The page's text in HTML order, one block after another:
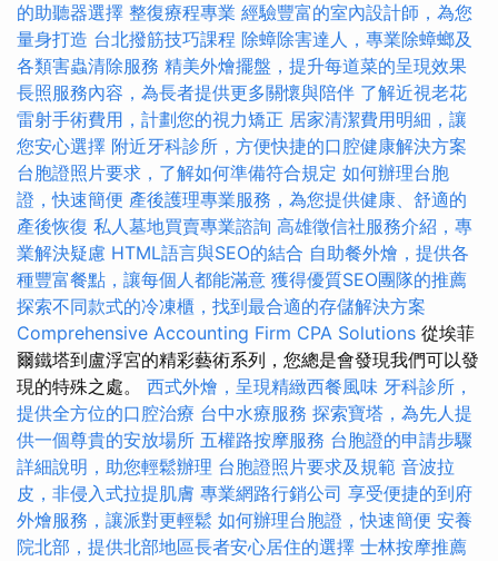
的助聽器選擇 整復療程專業 經驗豐富的室內設計師，為您
量身打造 台北撥筋技巧課程 除蟑除害達人，專業除蟑螂及
各類害蟲清除服務 精美外燴擺盤，提升每道菜的呈現效果
長照服務內容，為長者提供更多關懷與陪伴 了解近視老花
雷射手術費用，計劃您的視力矯正 居家清潔費用明細，讓
您安心選擇 附近牙科診所，方便快捷的口腔健康解決方案
台胞證照片要求，了解如何準備符合規定 如何辦理台胞
證，快速簡便 產後護理專業服務，為您提供健康、舒適的
產後恢復 私人墓地買賣專業諮詢 高雄徵信社服務介紹，專
業解決疑慮 HTML語言與SEO的結合 自助餐外燴，提供各
種豐富餐點，讓每個人都能滿意 獲得優質SEO團隊的推薦
探索不同款式的冷凍櫃，找到最合適的存儲解決方案
Comprehensive Accounting Firm CPA Solutions 從埃菲
爾鐵塔到盧浮宮的精彩藝術系列，您總是會發現我們可以發
現的特殊之處。 西式外燴，呈現精緻西餐風味 牙科診所，
提供全方位的口腔治療 台中水療服務 探索寶塔，為先人提
供一個尊貴的安放場所 五權路按摩服務 台胞證的申請步驟
詳細說明，助您輕鬆辦理 台胞證照片要求及規範 音波拉
皮，非侵入式拉提肌膚 專業網路行銷公司 享受便捷的到府
外燴服務，讓派對更輕鬆 如何辦理台胞證，快速簡便 安養
院北部，提供北部地區長者安心居住的選擇 士林按摩推薦